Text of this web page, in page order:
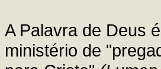
A Palavra de Deus
ministério de